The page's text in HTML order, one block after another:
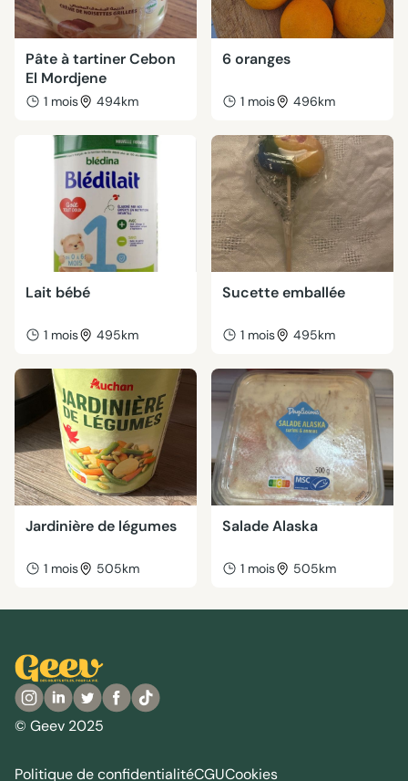
Pâte à tartiner Cebon
El Mordjene
1 mois 494km
6 oranges
1 mois 496km
Lait bébé
1 mois 495km
Sucette emballée
1 mois 495km
Jardinière de légumes
1 mois 505km
Salade Alaska
1 mois 505km
© Geev 2025
Politique de confidentialitéCGUCookies